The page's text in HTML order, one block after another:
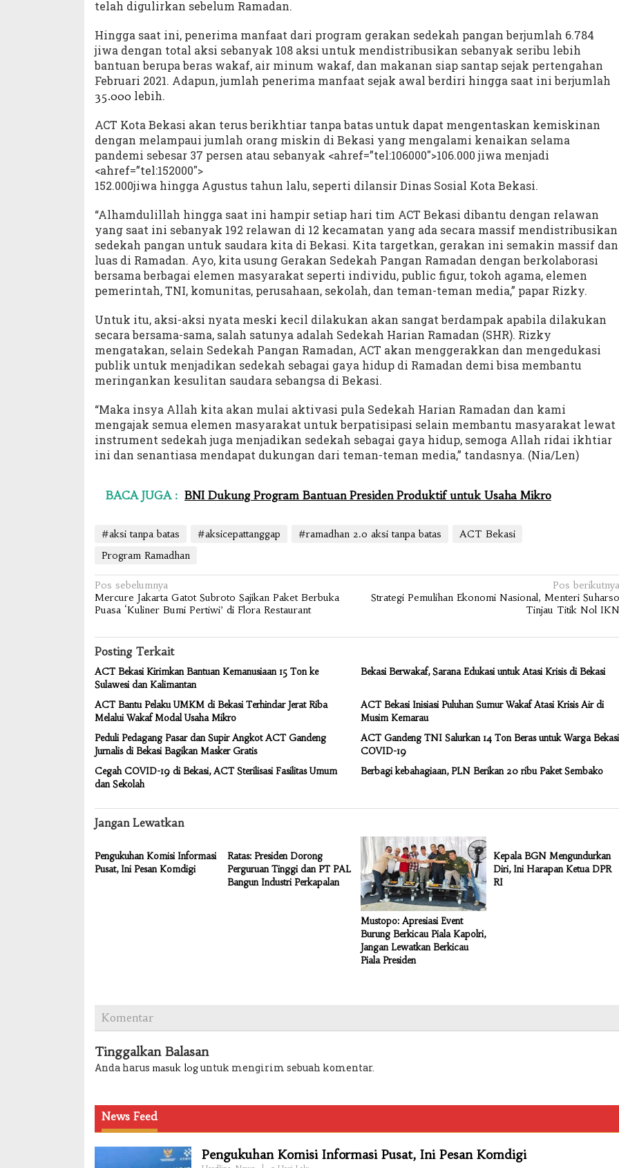
telah digulirkan sebelum Ramadan.
Hingga saat ini, penerima manfaat dari program gerakan sedekah pangan berjumlah 6.784
jiwa dengan total aksi sebanyak 108 aksi untuk mendistribusikan sebanyak seribu lebih
bantuan berupa beras wakaf, air minum wakaf, dan makanan siap santap sejak pertengahan
Februari 2021. Adapun, jumlah penerima manfaat sejak awal berdiri hingga saat ini berjumlah
35.000 lebih.
ACT Kota Bekasi akan terus berikhtiar tanpa batas untuk dapat mengentaskan kemiskinan
dengan melampaui jumlah orang miskin di Bekasi yang mengalami kenaikan selama
pandemi sebesar 37 persen atau sebanyak <ahref=”tel:106000″>106.000 jiwa menjadi
<ahref=”tel:152000″>
152.000jiwa hingga Agustus tahun lalu, seperti dilansir Dinas Sosial Kota Bekasi.
“Alhamdulillah hingga saat ini hampir setiap hari tim ACT Bekasi dibantu dengan relawan
yang saat ini sebanyak 192 relawan di 12 kecamatan yang ada secara massif mendistribusikan
sedekah pangan untuk saudara kita di Bekasi. Kita targetkan, gerakan ini semakin massif dan
luas di Ramadan. Ayo, kita usung Gerakan Sedekah Pangan Ramadan dengan berkolaborasi
bersama berbagai elemen masyarakat seperti individu, public figur, tokoh agama, elemen
pemerintah, TNI, komunitas, perusahaan, sekolah, dan teman-teman media,” papar Rizky.
Untuk itu, aksi-aksi nyata meski kecil dilakukan akan sangat berdampak apabila dilakukan
secara bersama-sama, salah satunya adalah Sedekah Harian Ramadan (SHR). Rizky
mengatakan, selain Sedekah Pangan Ramadan, ACT akan menggerakkan dan mengedukasi
publik untuk menjadikan sedekah sebagai gaya hidup di Ramadan demi bisa membantu
meringankan kesulitan saudara sebangsa di Bekasi.
“Maka insya Allah kita akan mulai aktivasi pula Sedekah Harian Ramadan dan kami
mengajak semua elemen masyarakat untuk berpatisipasi selain membantu masyarakat lewat
instrument sedekah juga menjadikan sedekah sebagai gaya hidup, semoga Allah ridai ikhtiar
ini dan senantiasa mendapat dukungan dari teman-teman media,” tandasnya. (Nia/Len)
BACA JUGA : BNI Dukung Program Bantuan Presiden Produktif untuk Usaha Mikro
#aksi tanpa batas #aksicepattanggap #ramadhan 2.0 aksi tanpa batas
ACT Bekasi
Program Ramadhan
Navigasi
pos
Pos sebelumnya
Mercure Jakarta Gatot Subroto Sajikan Paket Berbuka
Puasa ‘Kuliner Bumi Pertiwi’ di Flora Restaurant
Pos berikutnya
Strategi Pemulihan Ekonomi Nasional, Menteri Suharso
Tinjau Titik Nol IKN
Posting Terkait
ACT Bekasi Kirimkan Bantuan Kemanusiaan 15 Ton ke
Sulawesi dan Kalimantan
Bekasi Berwakaf, Sarana Edukasi untuk Atasi Krisis di Bekasi
ACT Bantu Pelaku UMKM di Bekasi Terhindar Jerat Riba
Melalui Wakaf Modal Usaha Mikro
ACT Bekasi Inisiasi Puluhan Sumur Wakaf Atasi Krisis Air di
Musim Kemarau
Peduli Pedagang Pasar dan Supir Angkot ACT Gandeng
Jurnalis di Bekasi Bagikan Masker Gratis
ACT Gandeng TNI Salurkan 14 Ton Beras untuk Warga Bekasi
COVID-19
Cegah COVID-19 di Bekasi, ACT Sterilisasi Fasilitas Umum
dan Sekolah
Berbagi kebahagiaan, PLN Berikan 20 ribu Paket Sembako
Jangan Lewatkan
Pengukuhan Komisi Informasi
Pusat, Ini Pesan Komdigi
Ratas: Presiden Dorong
Perguruan Tinggi dan PT PAL
Bangun Industri Perkapalan
Mustopo: Apresiasi Event
Burung Berkicau Piala Kapolri,
Jangan Lewatkan Berkicau
Piala Presiden
Kepala BGN Mengundurkan
Diri, Ini Harapan Ketua DPR
RI
Komentar
Tinggalkan Balasan
Anda harus masuk loguntuk mengirim sebuah komentar.
News Feed
Pengukuhan Komisi Informasi Pusat, Ini Pesan Komdigi